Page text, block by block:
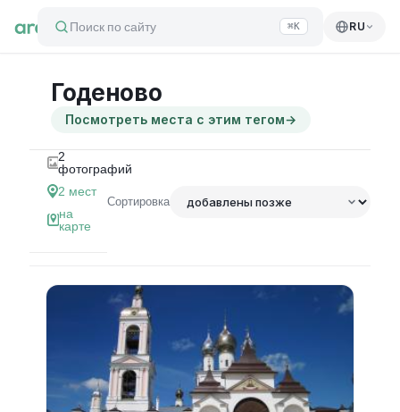
Поиск по сайту ⌘K RU
Годеново
Посмотреть места с этим тегом→
2
фотографий
2 мест
на
карте
Сортировка